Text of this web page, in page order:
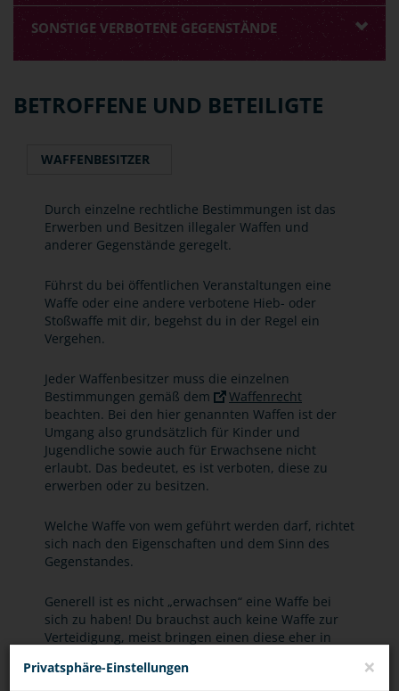
SONSTIGE VERBOTENE GEGENSTÄNDE
BETROFFENE UND BETEILIGTE
WAFFENBESITZER
Durch einzelne rechtliche Bestimmungen ist das
Erwerben und Besitzen illegaler Waffen und
anderer Gegenstände geregelt.
Führst du bei öffentlichen Veranstaltungen eine
Waffe oder eine andere verbotene Hieb- oder
Stoßwaffe mit dir, begehst du in der Regel ein
Vergehen.
Jeder Waffenbesitzer muss die einzelnen
Bestimmungen gemäß dem
Waffenrecht
beachten. Bei den hier genannten Waffen ist der
Umgang also grundsätzlich für Kinder und
Jugendliche sowie auch für Erwachsene nicht
erlaubt. Das bedeutet, es ist verboten, diese zu
erwerben oder zu besitzen.
Welche Waffe von wem geführt werden darf, richtet
sich nach den Eigenschaften und dem Sinn des
Gegenstandes.
Generell ist es nicht „erwachsen“ eine Waffe bei
sich zu haben! Du brauchst auch keine Waffe zur
Verteidigung, meist bringen einen diese eher in
illegalen Waffen mit dem Gesetz in Konflikt, zum
Privatsphäre-Einstellungen ×